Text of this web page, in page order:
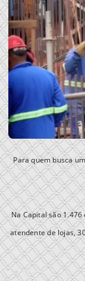
Para quem busca
Na Capital são
atendente de lojas,